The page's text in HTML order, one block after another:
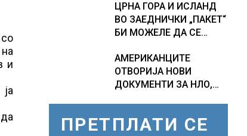
и
НАЈАВИЈА НОВИ
ПРОГНОЗИ ЗА
СРЕДИНАТА НА АВГУСТ
ЦРНА ГОРА И ИСЛАНД
ВО ЗАЕДНИЧКИ „ПАКЕТ“
БИ МОЖЕЛЕ ДА СЕ
АМЕРИКАНЦИТЕ
ОТВОРИЈА НОВИ
ДОКУМЕНТИ ЗА НЛО,
снимки за „Големи
ПРЕТПЛАТИ СЕ